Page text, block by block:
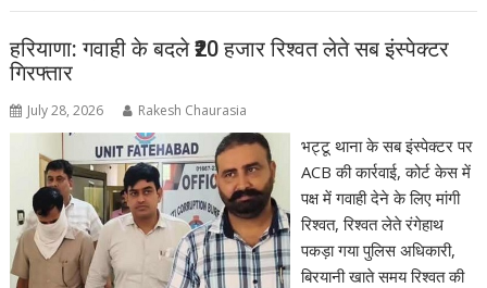
हरियाणा: गवाही के बदले ₹20 हजार रिश्वत लेते सब इंस्पेक्टर
गिरफ्तार
July 28, 2026 Rakesh Chaurasia
भट्टू थाना के सब इंस्पेक्टर पर
ACB की कार्रवाई, कोर्ट केस में
पक्ष में गवाही देने के लिए मांगी
रिश्वत, रिश्वत लेते रंगेहाथ
पकड़ा गया पुलिस अधिकारी,
बिरयानी खाते समय रिश्वत की